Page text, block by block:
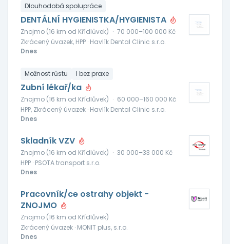
Dlouhodobá spolupráce
DENTÁLNÍ HYGIENISTKA/HYGIENISTA
Znojmo (16 km od Křídlůvek) · 70 000–100 000 Kč
Zkrácený úvazek, HPP · Havlík Dental Clinic s.r.o.
Dnes
Možnost růstu I bez praxe
Zubní lékař/ka
Znojmo (16 km od Křídlůvek) · 60 000–160 000 Kč
HPP, Zkrácený úvazek · Havlík Dental Clinic s.r.o.
Dnes
Skladník VZV
Znojmo (16 km od Křídlůvek) · 30 000–33 000 Kč
HPP · PSOTA transport s.r.o.
Dnes
Pracovník/ce ostrahy objekt -
ZNOJMO
Znojmo (16 km od Křídlůvek)
Zkrácený úvazek · MONIT plus, s.r.o.
Dnes